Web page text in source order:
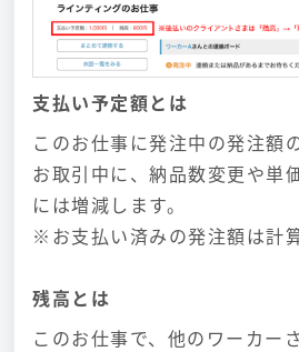
支払い予定額とは
このお仕事に発注中の発注額
お取引中に、納品数変更や単
には増減します。
※お支払い済みの発注額は計
残高とは
このお仕事で、他のワーカー